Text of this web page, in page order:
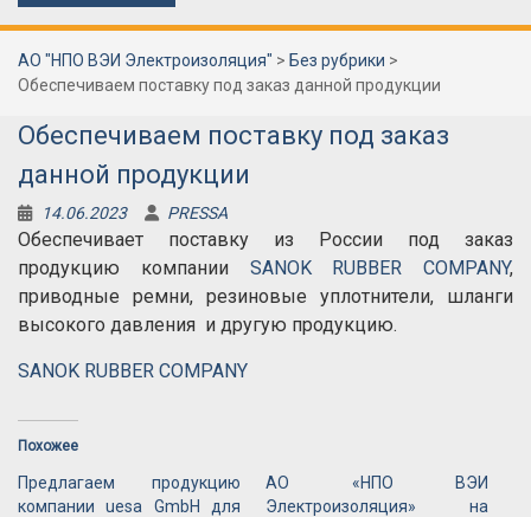
АО "НПО ВЭИ Электроизоляция" > Без рубрики >
Обеспечиваем поставку под заказ данной продукции
Обеспечиваем поставку под заказ
данной продукции
14.06.2023 PRESSA
Обеспечивает поставку из России под заказ
продукцию компании SANOK RUBBER COMPANY,
приводные ремни, резиновые уплотнители, шланги
высокого давления и другую продукцию.
SANOK RUBBER COMPANY
Похожее
Предлагаем продукцию
компании uesa GmbH для
АО «НПО ВЭИ
Электроизоляция» на